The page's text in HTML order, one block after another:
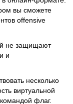
вы сможете
offensive
не защищают
и
несколько
виртуальной
флаг.